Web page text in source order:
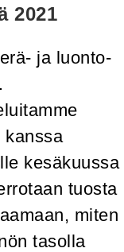
2021
ja luonto-
kanssa
kesäkuussa
tuosta
miten
tasolla